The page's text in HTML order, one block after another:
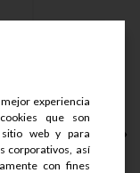
experiencia
que son
web y para
corporativos, así
con fines